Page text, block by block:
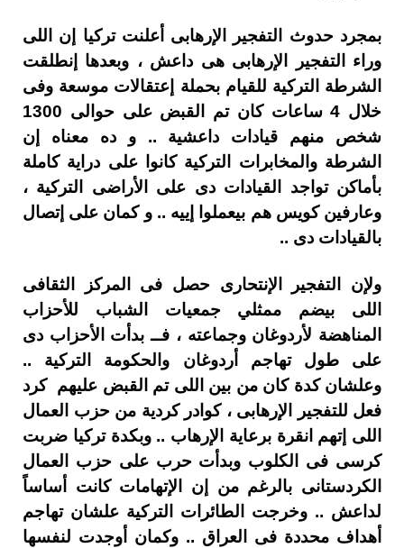
بمجرد حدوث التفجير الإرهابى أعلنت تركيا إن اللى
وراء التفجير الإرهابى هى داعش ، وبعدها إنطلقت
الشرطة التركية للقيام بحملة إعتقالات موسعة وفى
خلال 4 ساعات كان تم القبض على حوالى 1300
شخص منهم قيادات داعشية .. و ده معناه إن
الشرطة والمخابرات التركية كانوا على دراية كاملة
بأماكن تواجد القيادات دى على الأراضى التركية ،
وعارفين كويس هم بيعملوا إييه .. و كمان على إتصال
بالقيادات دى ..
ولإن التفجير الإنتحارى حصل فى المركز الثقافى
اللى بيضم ممثلي جمعيات الشباب للأحزاب
المناهضة لأردوغان وجماعته ، فــ بدأت الأحزاب دى
على طول تهاجم أردوغان والحكومة التركية ..
وعلشان كدة كان من بين اللى تم القبض عليهم كرد
فعل للتفجير الإرهابى ، كوادر كردية من حزب العمال
اللى إتهم انقرة برعاية الإرهاب .. وبكدة تركيا ضربت
كرسى فى الكلوب وبدأت حرب على حزب العمال
الكردستانى بالرغم من إن الإتهامات كانت أساساً
لداعش .. وخرجت الطائرات التركية علشان تهاجم
أهداف محددة فى العراق .. وكمان أوجدت لنفسها